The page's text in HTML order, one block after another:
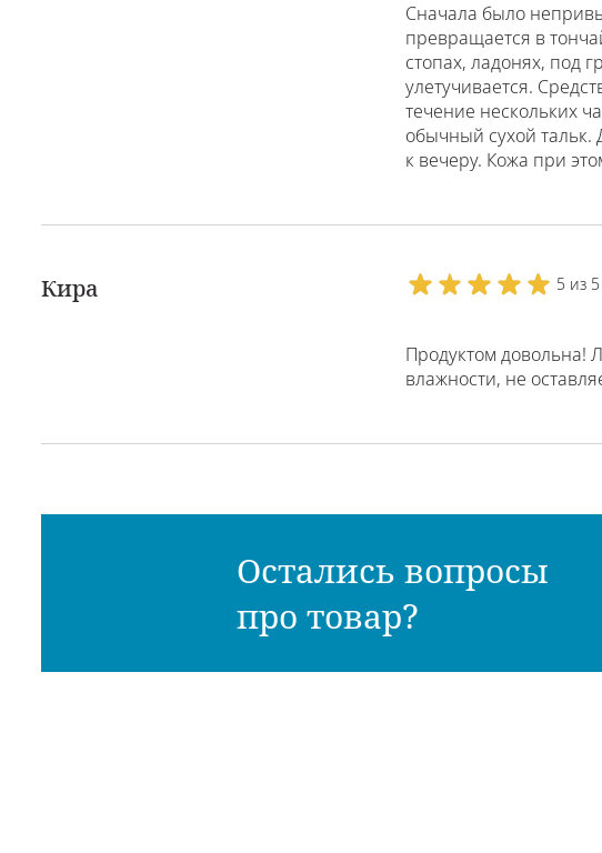
Сначала было
превращается в
стопах, ладонях, под
улетучивается.
течение нескольких
обычный сухой тальк.
к вечеру. Кожа при
Кира 5 из 5
Продуктом довольна!
влажности, не
Остались вопросы
про товар?